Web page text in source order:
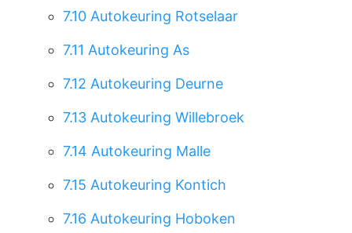
7.10 Autokeuring Rotselaar
7.11 Autokeuring As
7.12 Autokeuring Deurne
7.13 Autokeuring Willebroek
7.14 Autokeuring Malle
7.15 Autokeuring Kontich
7.16 Autokeuring Hoboken